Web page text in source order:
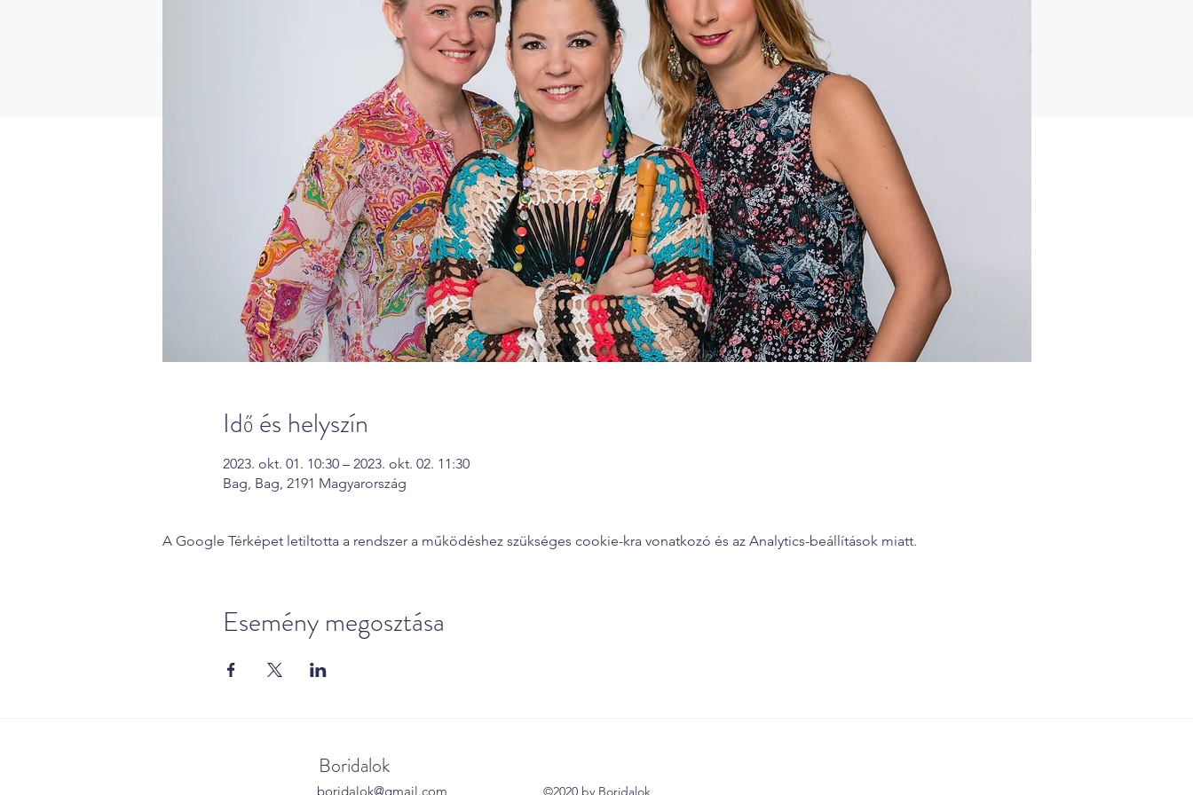
Idő és helyszín
2023. okt. 01. 10:30 – 2023. okt. 02. 11:30
Bag, Bag, 2191 Magyarország
A Google Térképet letiltotta a rendszer a működéshez szükséges cookie-kra vonatkozó és az Analytics-beállítások miatt.
Esemény megosztása
Boridalok
boridalok@gmail.com ©2020 by Boridalok